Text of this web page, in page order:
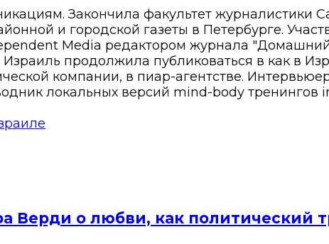
Закончила факультет журналистики
и городской газеты в Петербурге.
Media редактором журнала
продолжила публиковаться в как в
компании, в пиар-агентстве.
локальных версий mind-body тренингов
Верди о любви, как политический